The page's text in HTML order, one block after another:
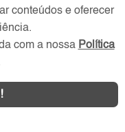
conteúdos e oferecer
com a nossa Política